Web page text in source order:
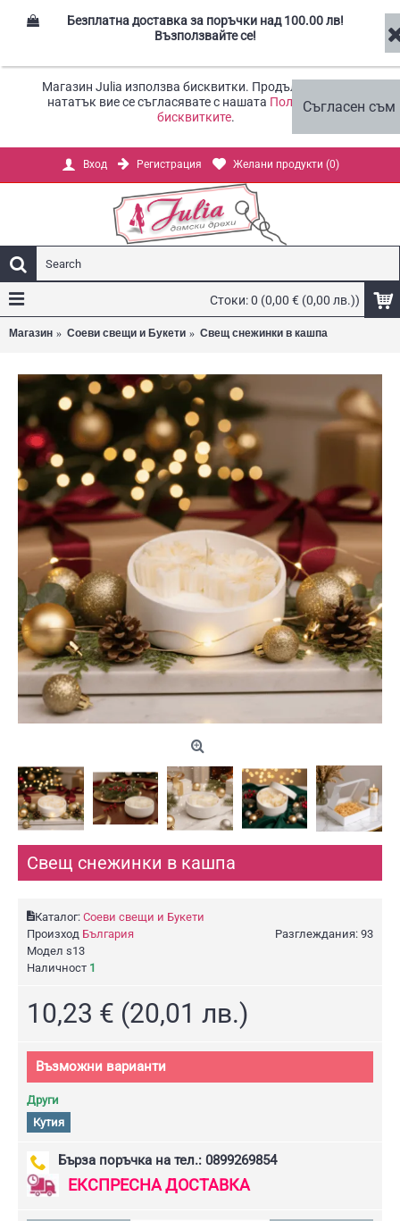
Безплатна доставка за поръчки над 100.00 лв!
Възползвайте се!
Магазин Julia използва бисквитки. Продължавайки
нататък вие се съгласявате с нашата Политика за
бисквитките.
Съгласен съм
Вход Регистрация Желани продукти (0)
Стоки: 0 (0,00 € (0,00 лв.))
Магазин Соеви свещи и Букети Свещ снежинки в кашпа
Свещ снежинки в кашпа
Каталог: Соеви свещи и Букети
Разглеждания: 93
Произход България
Модел s13
Наличност 1
10,23 € (20,01 лв.)
Възможни варианти
Други
Кутия
Бърза поръчка на тел.: 0899269854
ЕКСПРЕСНА ДОСТАВКА